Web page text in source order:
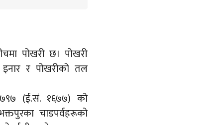
पोखरी छ। पोखरी
र पोखरीको तल
७९७ (ई.सं. १६७७) को
चाडपर्वहरूको